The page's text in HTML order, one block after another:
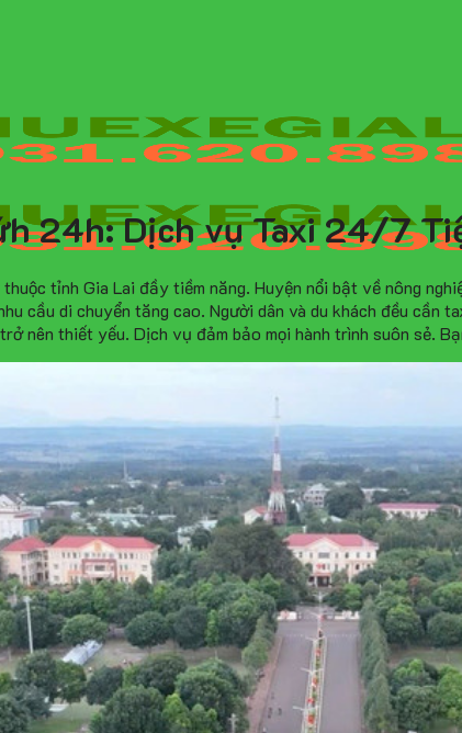
24h: Dịch vụ Taxi 24/7
tỉnh Gia Lai đầy tiềm năng. Huyện nổi bật về nông
cầu di chuyển tăng cao. Người dân và du khách đều
trở nên thiết yếu. Dịch vụ đảm bảo mọi hành trình suôn sẻ.